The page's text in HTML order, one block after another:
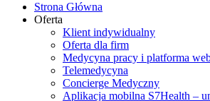
Strona Główna
Oferta
Klient indywidualny
Oferta dla firm
Medycyna pracy i platforma
Telemedycyna
Concierge Medyczny
Aplikacja mobilna S7Health –